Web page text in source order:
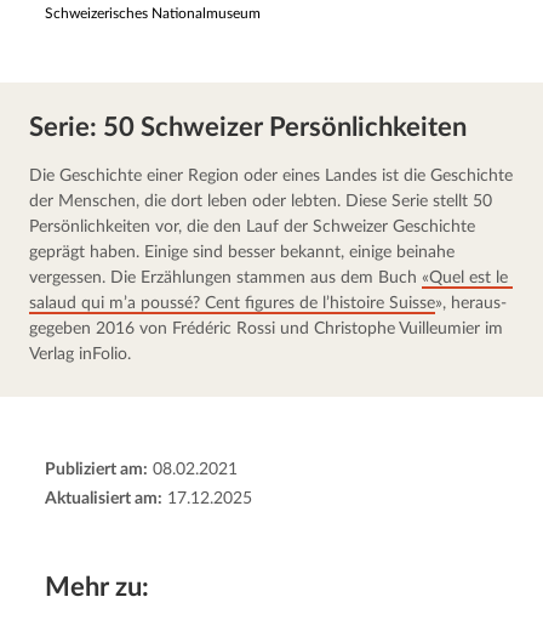
Schweizerisches Nationalmuseum
Serie: 50 Schweizer Persönlichkeiten
Die Geschich­te einer Region oder eines Landes ist die Geschich­te
der Menschen, die dort leben oder lebten. Diese Serie stellt 50
Persön­lich­kei­ten vor, die den Lauf der Schweizer Geschich­te
geprägt haben. Einige sind besser bekannt, einige beinahe
vergessen. Die Erzählun­gen stammen aus dem Buch «Quel est le
salaud qui m’a poussé? Cent figures de l’histoire Suisse», heraus­
ge­ge­ben 2016 von Frédéric Rossi und Christo­phe Vuilleu­mier im
Verlag inFolio.
Publiziert am: 08.02.2021
Aktualisiert am: 17.12.2025
Mehr zu: